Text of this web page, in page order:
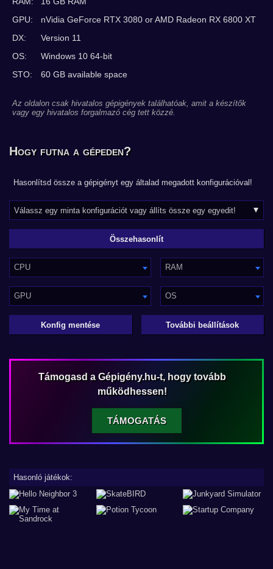
GPU:
nVidia GeForce RTX 3080 or AMD Radeon RX 6800 XT
DX:
Version 11
OS:
Windows 10 64-bit
STO:
60 GB available space
Az oldalon csak hivatalos gépigények találhatóak, amit a készítők
vagy egy hivatalos forgalmazó cég tett közzé.
Hogy futna a gépeden?
Hasonlítsd össze a gépigényt egy általad megadott konfigurációval!
CPU RAM
GPU OS
Konfig mentése További beállítások
Támogasd a Gépigény.hu-t, hogy tovább
működhessen!
TÁMOGATÁS
Hasonló játékok: